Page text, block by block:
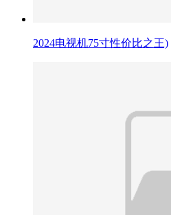
2024电视机75寸性价比之王)